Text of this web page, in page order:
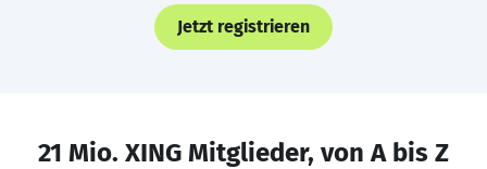
Jetzt registrieren
21 Mio. XING Mitglieder, von A bis Z